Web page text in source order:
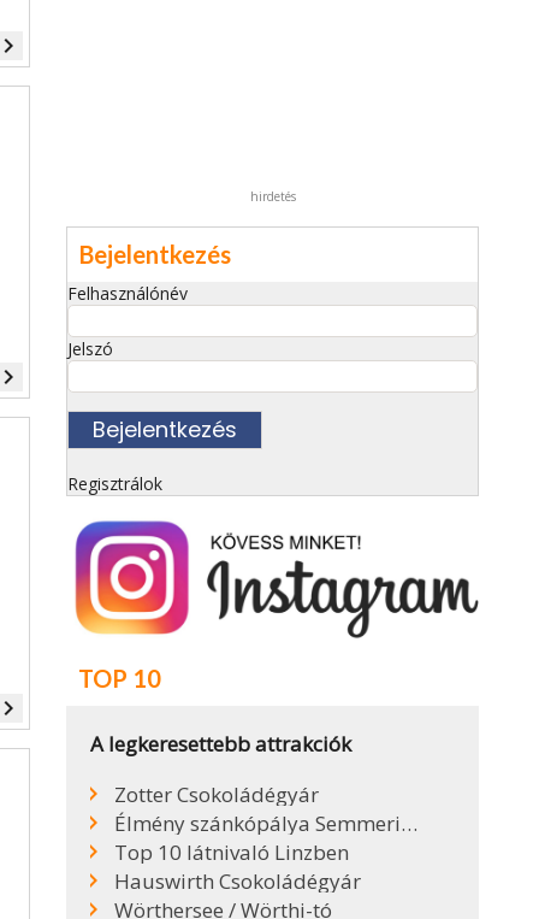
navigate_next
navigate_next
navigate_next
hirdetés
Bejelentkezés
Felhasználónév
Jelszó
Regisztrálok
TOP 10
A legkeresettebb attrakciók
Zotter Csokoládégyár
Élmény szánkópálya Semmeringen
Top 10 látnivaló Linzben
Hauswirth Csokoládégyár
Wörthersee / Wörthi-tó